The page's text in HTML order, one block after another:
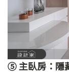
⑤ 主臥房：隱